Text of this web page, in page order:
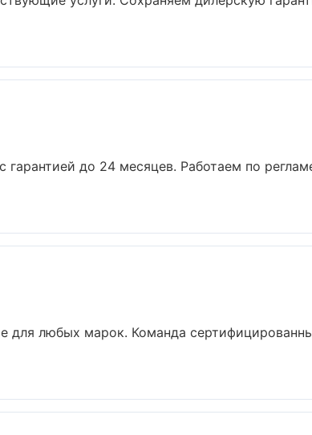
гарантией до 24 месяцев. Работаем по
для любых марок. Команда